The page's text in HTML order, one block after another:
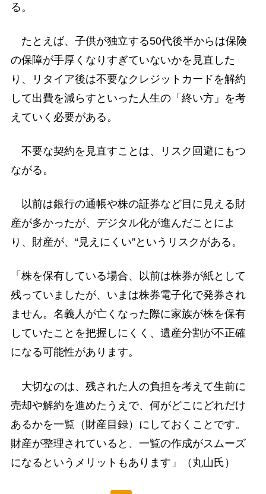
る。
たとえば、子供が独立する50代後半からは保険
の保障が手厚くなりすぎていないかを見直した
り、リタイア後は不要なクレジットカードを解約
して出費を減らすといった人生の「終い方」を考
えていく必要がある。
不要な契約を見直すことは、リスク回避にもつ
ながる。
以前は銀行の通帳や株の証券など目に見える財
産が多かったが、デジタル化が進んだことによ
り、財産が、“見えにくい”というリスクがある。
「株を保有している場合、以前は株券が紙として
残っていましたが、いまは株券電子化で発券され
ません。名義人が亡くなった際に家族が株を保有
していたことを把握しにくく、遺産分割が不正確
になる可能性があります。
大切なのは、残された人の負担を考えて生前に
売却や解約を進めたうえで、何がどこにどれだけ
あるかを一覧（財産目録）にしておくことです。
財産が整理されていると、一覧の作成がスムーズ
になるというメリットもあります」（丸山氏）